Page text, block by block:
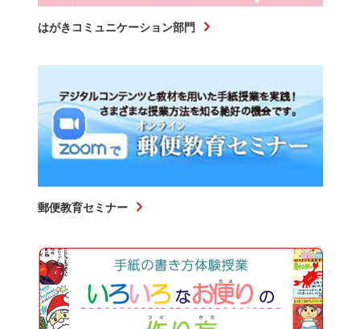
はがきコミュニケーション部門
郵便教育セミナー